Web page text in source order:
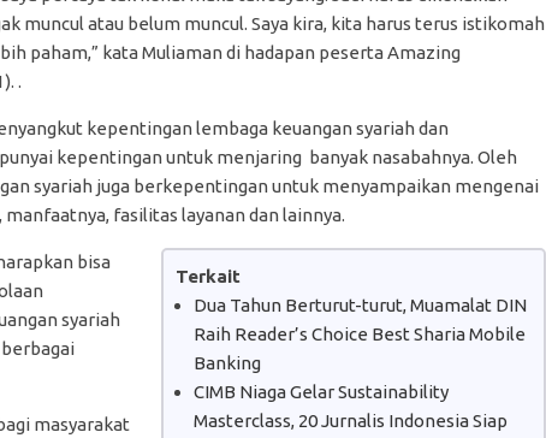
muncul atau belum muncul. Saya kira, kita harus terus istikomah
paham,” kata Muliaman di hadapan peserta Amazing
.
kepentingan lembaga keuangan syariah dan
kepentingan untuk menjaring banyak nasabahnya. Oleh
syariah juga berkepentingan untuk menyampaikan mengenai
fasilitas layanan dan lainnya.
Terkait
Dua Tahun Berturut-turut, Muamalat DIN
Raih Reader’s Choice Best Sharia Mobile
Banking
CIMB Niaga Gelar Sustainability
Masterclass, 20 Jurnalis Indonesia Siap
bisa
syariah
masyarakat